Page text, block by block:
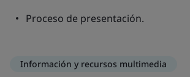
Proceso de presentación.
Información y recursos multimedia